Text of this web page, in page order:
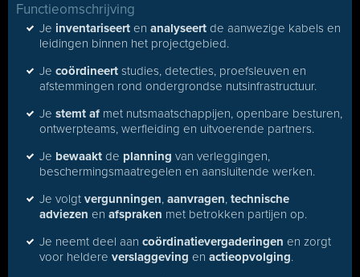
Functieomschrijving
Je inventariseert en analyseert de aanwezige kabels en
leidingen binnen het projectgebied.
Je coördineert studies, detecties, proefsleuven en
afstemmingen rond ondergrondse nutsinfrastructuur.
Je stemt af met nutsmaatschappijen, openbare besturen,
ontwerpteams, werfleiding en uitvoerende partners.
Je bewaakt de planning van verleggingen,
beschermingsmaatregelen en aansluitende werken.
Je volgt vergunningen, aanvragen, technische
adviezen en afspraken met betrokken partijen op.
Je neemt deel aan coördinatievergaderingen en zorgt
voor heldere verslaggeving en actieopvolging.